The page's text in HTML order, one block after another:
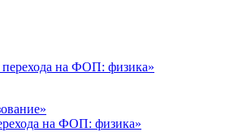
на ФОП: физика»